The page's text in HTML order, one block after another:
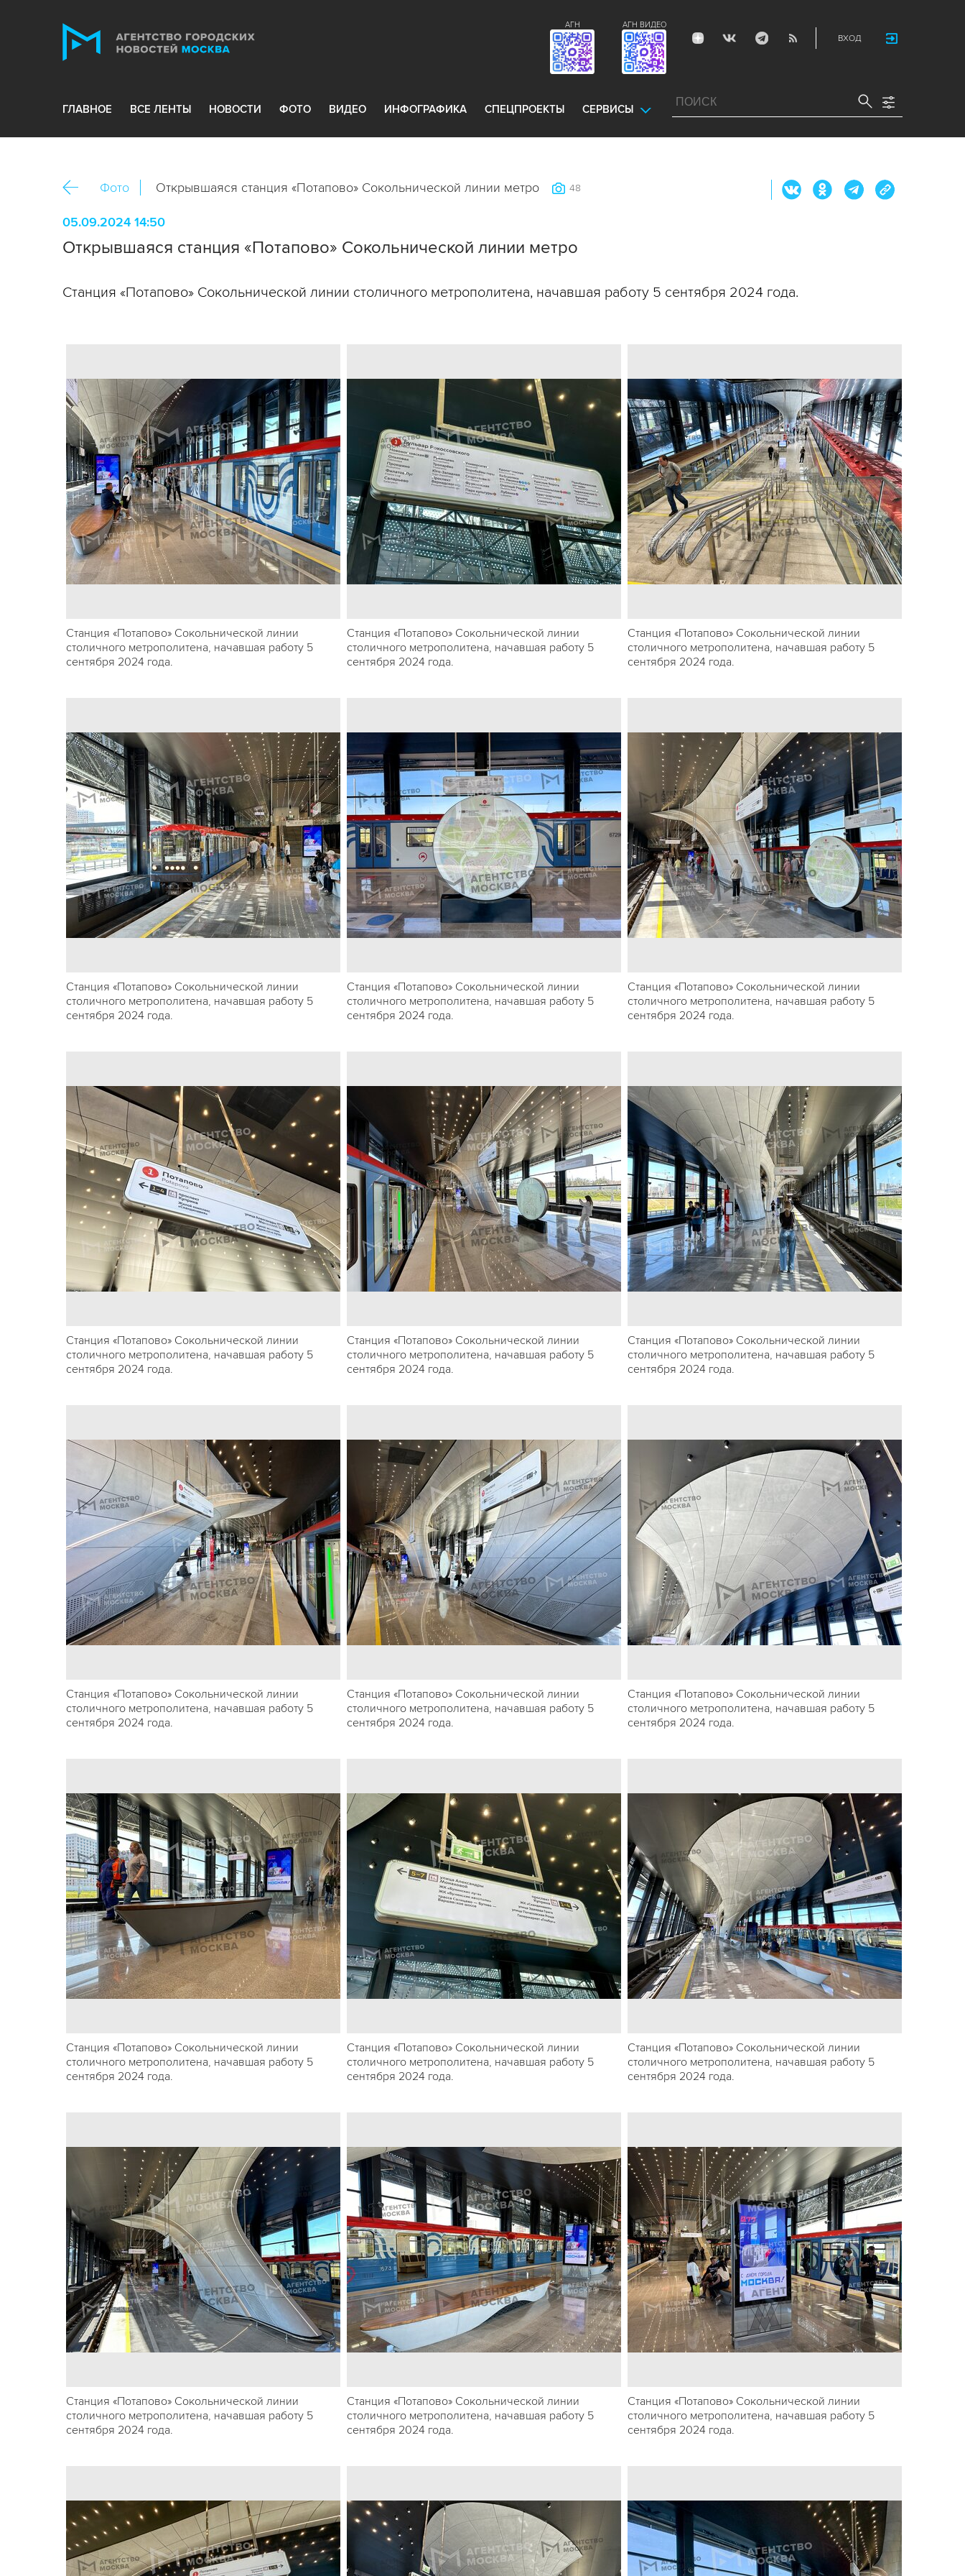
ВХОД
АГН ВИДЕО
АГН
ГЛАВНОЕ ВСЕ ЛЕНТЫ НОВОСТИ ФОТО ВИДЕО ИНФОГРАФИКА СПЕЦПРОЕКТЫ СЕРВИСЫ
Фото Открывшаяся станция «Потапово» Сокольнической линии метро 48
05.09.2024 14:50
Открывшаяся станция «Потапово» Сокольнической линии метро
Станция «Потапово» Сокольнической линии столичного метрополитена, начавшая работу 5 сентября 2024 года.
Станция «Потапово» Сокольнической линии
столичного метрополитена, начавшая работу 5
сентября 2024 года.
Станция «Потапово» Сокольнической линии
столичного метрополитена, начавшая работу 5
сентября 2024 года.
Станция «Потапово» Сокольнической линии
столичного метрополитена, начавшая работу 5
сентября 2024 года.
Станция «Потапово» Сокольнической линии
столичного метрополитена, начавшая работу 5
сентября 2024 года.
Станция «Потапово» Сокольнической линии
столичного метрополитена, начавшая работу 5
сентября 2024 года.
Станция «Потапово» Сокольнической линии
столичного метрополитена, начавшая работу 5
сентября 2024 года.
Станция «Потапово» Сокольнической линии
столичного метрополитена, начавшая работу 5
сентября 2024 года.
Станция «Потапово» Сокольнической линии
столичного метрополитена, начавшая работу 5
сентября 2024 года.
Станция «Потапово» Сокольнической линии
столичного метрополитена, начавшая работу 5
сентября 2024 года.
Станция «Потапово» Сокольнической линии
столичного метрополитена, начавшая работу 5
сентября 2024 года.
Станция «Потапово» Сокольнической линии
столичного метрополитена, начавшая работу 5
сентября 2024 года.
Станция «Потапово» Сокольнической линии
столичного метрополитена, начавшая работу 5
сентября 2024 года.
Станция «Потапово» Сокольнической линии
столичного метрополитена, начавшая работу 5
сентября 2024 года.
Станция «Потапово» Сокольнической линии
столичного метрополитена, начавшая работу 5
сентября 2024 года.
Станция «Потапово» Сокольнической линии
столичного метрополитена, начавшая работу 5
сентября 2024 года.
Станция «Потапово» Сокольнической линии
столичного метрополитена, начавшая работу 5
сентября 2024 года.
Станция «Потапово» Сокольнической линии
столичного метрополитена, начавшая работу 5
сентября 2024 года.
Станция «Потапово» Сокольнической линии
столичного метрополитена, начавшая работу 5
сентября 2024 года.